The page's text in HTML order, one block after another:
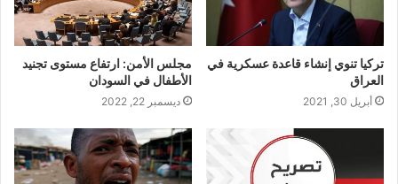
تركيا تنوي إنشاء قاعدة عسكرية في
العراق
أبريل 30, 2021
مجلس الأمن: ارتفاع مستوى تجنيد
الأطفال في السودان
ديسمبر 22, 2022